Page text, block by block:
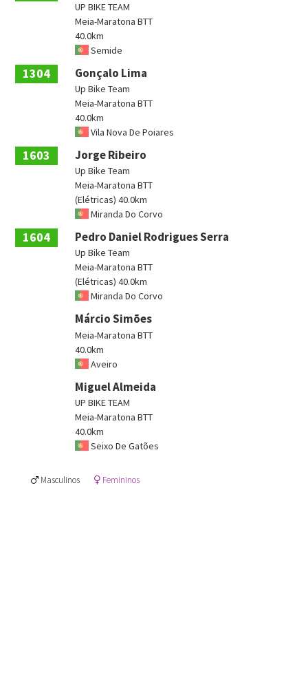
UP BIKE TEAM
Meia-Maratona BTT
40.0km
Semide
1304 Gonçalo Lima
Up Bike Team
Meia-Maratona BTT
40.0km
Vila Nova De Poiares
1603 Jorge Ribeiro
Up Bike Team
Meia-Maratona BTT
(Elétricas) 40.0km
Miranda Do Corvo
1604 Pedro Daniel Rodrigues Serra
Up Bike Team
Meia-Maratona BTT
(Elétricas) 40.0km
Miranda Do Corvo
Márcio Simões
Meia-Maratona BTT
40.0km
Aveiro
Miguel Almeida
UP BIKE TEAM
Meia-Maratona BTT
40.0km
Seixo De Gatões
Masculinos Femininos